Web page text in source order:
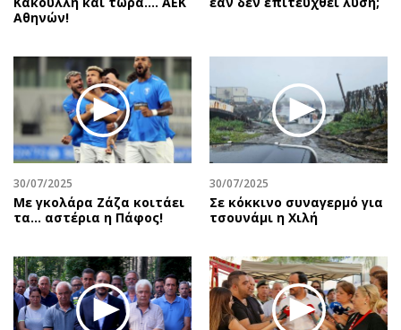
Αθηνών!
30/07/2025
Με γκολάρα Ζάζα κοιτάει
τα... αστέρια η Πάφος!
30/07/2025
Σε κόκκινο συναγερμό για
τσουνάμι η Χιλή